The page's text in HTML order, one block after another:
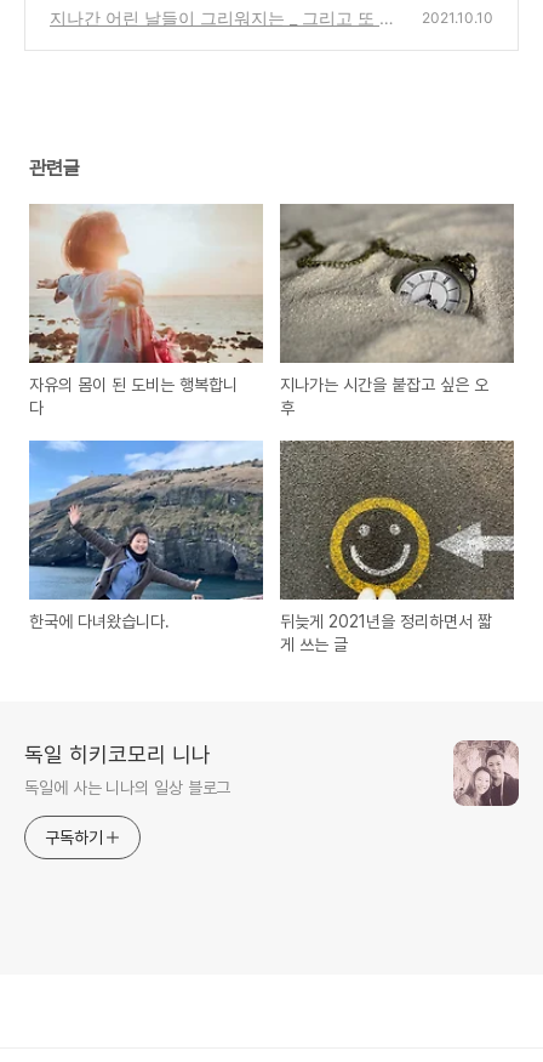
지나간 어린 날들이 그리워지는 _ 그리고 또 이
2021.10.10
관련글
자유의 몸이 된 도비는 행복합니
다
지나가는 시간을 붙잡고 싶은 오
후
한국에 다녀왔습니다.
뒤늦게 2021년을 정리하면서 짧
게 쓰는 글
독일 히키코모리 니나
독일에 사는 니나의 일상 블로그
구독하기